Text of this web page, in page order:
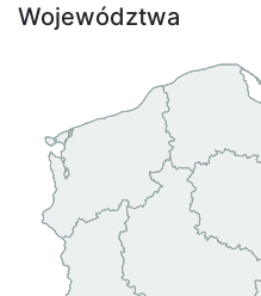
Województwa